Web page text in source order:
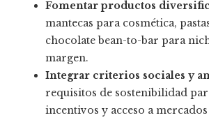
Fomentar productos
mantecas para cosmética,
chocolate bean-to-bar para
margen.
Integrar criterios sociales y
requisitos de sostenibilidad
incentivos y acceso a